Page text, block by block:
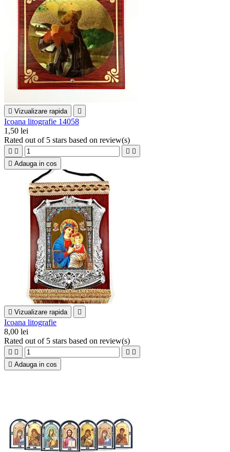
 Vizualizare rapida 
Icoana litografie 14058
1,50 lei
Rated out of 5 stars based on review(s)
   
 Adauga in cos
 Vizualizare rapida 
Icoana litografie
8,00 lei
Rated out of 5 stars based on review(s)
   
 Adauga in cos